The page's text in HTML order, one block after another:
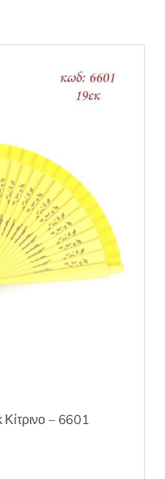
Κίτρινο – 6601